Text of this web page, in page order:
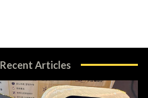
Recent Articles